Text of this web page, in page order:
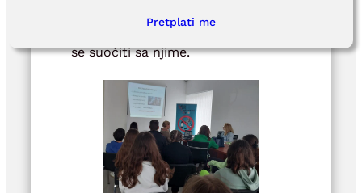
velikih problema današnjice i kako
se suočiti sa njime.
Pretplati me